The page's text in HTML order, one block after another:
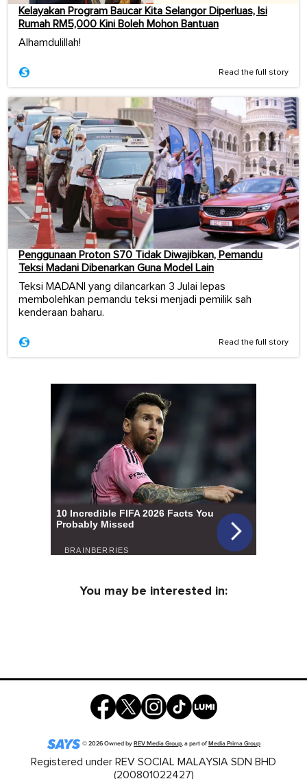
Kelayakan Program Baucar Kita Selangor Diperluas, Isi
Rumah RM5,000 Kini Boleh Mohon Bantuan
Alhamdulillah!
Read the full story
Penggunaan Proton S70 Tidak Diwajibkan, Pemandu
Teksi Madani Dibenarkan Guna Model Lain
Teksi MADANI yang dilancarkan 3 Julai lepas
membolehkan pemandu teksi menjadi pemilik sah
kenderaan baharu.
Read the full story
You may be interested in:
©2026Owned byREV Media Group, a part ofMedia Prima Group
Registered under REV SOCIAL MALAYSIA SDN BHD
(200801022427)